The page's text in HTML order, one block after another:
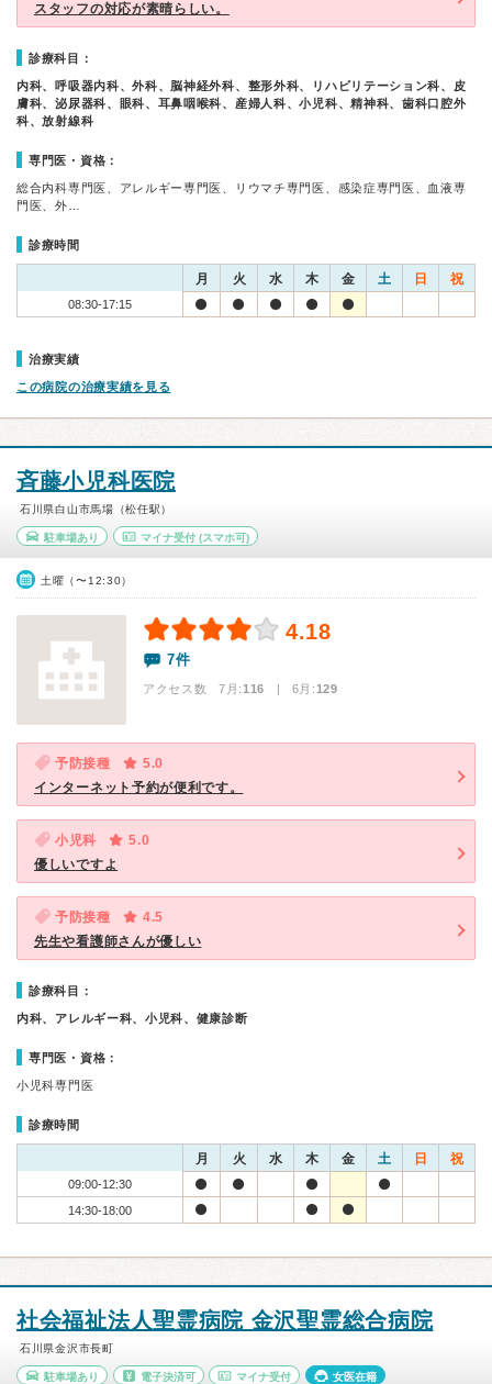
スタッフの対応が素晴らしい。
診療科目：
内科、呼吸器内科、外科、脳神経外科、整形外科、リハビリテーション科、皮
膚科、泌尿器科、眼科、耳鼻咽喉科、産婦人科、小児科、精神科、歯科口腔外
科、放射線科
専門医・資格：
総合内科専門医、アレルギー専門医、リウマチ専門医、感染症専門医、血液専
門医、外…
診療時間
月 火 水 木 金 土 日 祝
08:30-17:15
治療実績
この病院の治療実績を見る
斉藤小児科医院
石川県白山市馬場（松任駅）
駐車場あり マイナ受付(スマホ可)
土曜（〜12:30）
4.18
7件
アクセス数 7月:116 | 6月:129
予防接種
5.0
インターネット予約が便利です。
小児科
5.0
優しいですよ
予防接種
4.5
先生や看護師さんが優しい
診療科目：
内科、アレルギー科、小児科、健康診断
専門医・資格：
小児科専門医
診療時間
月 火 水 木 金 土 日 祝
09:00-12:30
14:30-18:00
社会福祉法人聖霊病院 金沢聖霊総合病院
石川県金沢市長町
駐車場あり 電子決済可 マイナ受付 女医在籍